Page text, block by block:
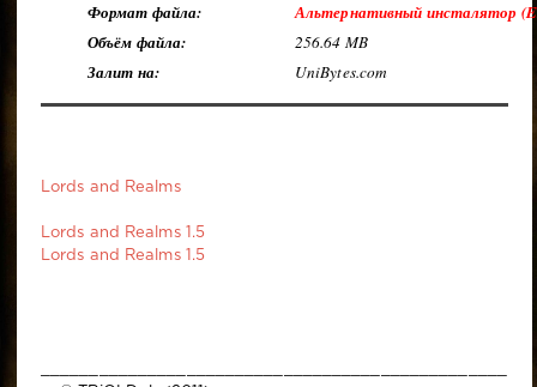
Формат файла:
Альтернативный инсталятор
Объём файла:
256.64 MB
Залит на:
UniBytes.com
Lords and Realms
Lords and Realms 1.5
Lords and Realms 1.5